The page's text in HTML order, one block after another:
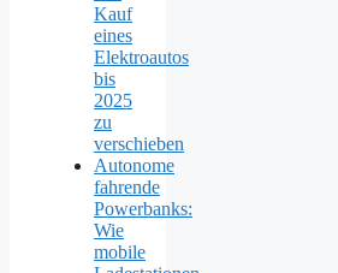
Kauf
eines
Elektroautos
bis
2025
zu
verschieben
Autonome
fahrende
Powerbanks:
Wie
mobile